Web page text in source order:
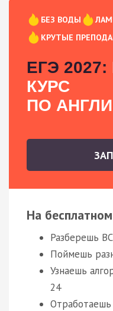
БЕЗ ВОДЫ
КРУТЫЕ
ЕГЭ 2027:
КУРС
ПО
На
Разберешь
Поймешь
Узнаешь
24
Отработаешь